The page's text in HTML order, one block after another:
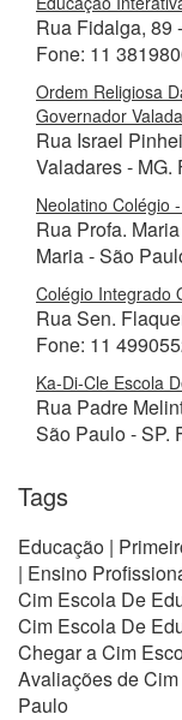
Rua Fidalga, 89
Fone: 11
Ordem Religiosa
Governador
Rua Israel
Valadares - MG.
Neolatino Colégio
Rua Profa.
Maria - São
Colégio Integrado
Rua Sen.
Fone: 11
Ka-Di-Cle Escola
Rua Padre
São Paulo - SP.
Tags
Educação |
| Ensino
Cim Escola De
Cim Escola De
Chegar a Cim
Avaliações de
Paulo